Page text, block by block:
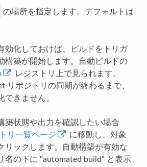
の場所を指定します。デフォルトは
効化しておけば、ビルドをトリガ
構築が開始します。自動ビルドの
レジストリ上で見られます。
リポジトリの同期が終わるまで、
できません。
築状態や出力を確認したい場合
リ一覧ページ
に移動し、対象
リックします。自動構築が有効な
名の下に "automated build" と表示